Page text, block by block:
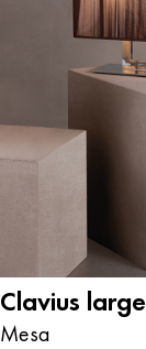
Clavius large
Mesa